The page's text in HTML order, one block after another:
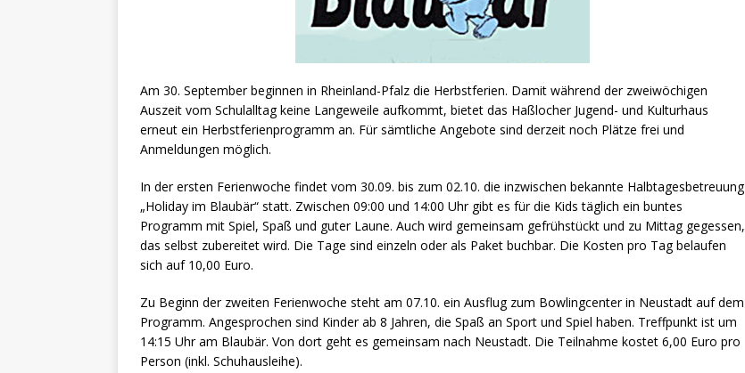
Am 30. September beginnen in Rheinland-Pfalz die Herbstferien. Damit während der zweiwöchigen
Auszeit vom Schulalltag keine Langeweile aufkommt, bietet das Haßlocher Jugend- und Kulturhaus
erneut ein Herbstferienprogramm an. Für sämtliche Angebote sind derzeit noch Plätze frei und
Anmeldungen möglich.
In der ersten Ferienwoche findet vom 30.09. bis zum 02.10. die inzwischen bekannte Halbtagesbetreuung
„Holiday im Blaubär“ statt. Zwischen 09:00 und 14:00 Uhr gibt es für die Kids täglich ein buntes
Programm mit Spiel, Spaß und guter Laune. Auch wird gemeinsam gefrühstückt und zu Mittag gegessen,
das selbst zubereitet wird. Die Tage sind einzeln oder als Paket buchbar. Die Kosten pro Tag belaufen
sich auf 10,00 Euro.
Zu Beginn der zweiten Ferienwoche steht am 07.10. ein Ausflug zum Bowlingcenter in Neustadt auf dem
Programm. Angesprochen sind Kinder ab 8 Jahren, die Spaß an Sport und Spiel haben. Treffpunkt ist um
14:15 Uhr am Blaubär. Von dort geht es gemeinsam nach Neustadt. Die Teilnahme kostet 6,00 Euro pro
Person (inkl. Schuhausleihe).